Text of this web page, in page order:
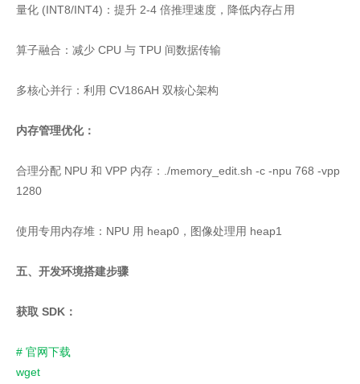
量化 (INT8/INT4)：提升 2-4 倍推理速度，降低内存占用
算子融合：减少 CPU 与 TPU 间数据传输
多核心并行：利用 CV186AH 双核心架构
内存管理优化：
合理分配 NPU 和 VPP 内存：./memory_edit.sh -c -npu 768 -vpp
1280
使用专用内存堆：NPU 用 heap0，图像处理用 heap1
五、开发环境搭建步骤
获取 SDK：
# 官网下载
wget